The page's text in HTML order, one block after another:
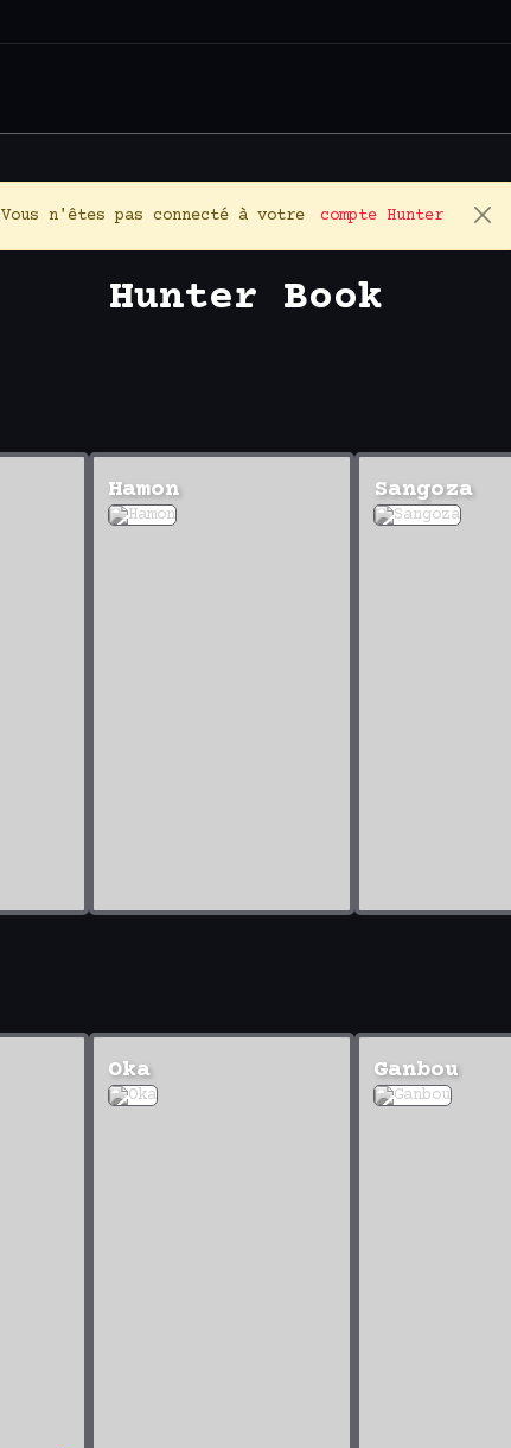
Vous n'êtes pas connecté à votre compte Hunter
Hunter Book
Hamon Sangoza
Oka Ganbou